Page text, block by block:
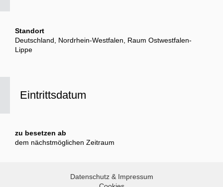
Standort
Deutschland, Nordrhein-Westfalen, Raum Ostwestfalen-
Lippe
Eintrittsdatum
zu besetzen ab
dem nächstmöglichen Zeitraum
Datenschutz & Impressum